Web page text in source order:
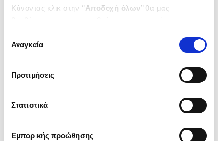
Κάνοντας κλικ στην ‘’Αποδοχή όλων’’ θα μας
ενδιαφέρουν και να επιλέξετε από τα παρακάτω με την
΄΄και να ενημερωθείτε σχετικά με
συγκατάθεσης
Αναγκαία
Προτιμήσεις
Στατιστικά
Εμπορικής προώθησης